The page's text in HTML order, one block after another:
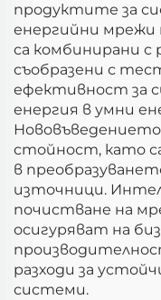
продуктите за
енергийни
са комбинирани с
съобразени с
ефективност за
енергия в умни
стойност, като
в
източници.
почистване на
осигуряват на
разходи за
системи.